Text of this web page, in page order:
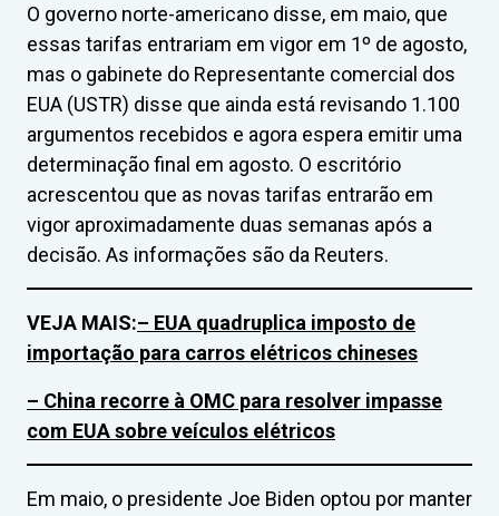
O governo norte-americano disse, em maio, que
essas tarifas entrariam em vigor em 1º de agosto,
mas o gabinete do Representante comercial dos
EUA (USTR) disse que ainda está revisando 1.100
argumentos recebidos e agora espera emitir uma
determinação final em agosto. O escritório
acrescentou que as novas tarifas entrarão em
vigor aproximadamente duas semanas após a
decisão. As informações são da Reuters.
VEJA MAIS:– EUA quadruplica imposto de
importação para carros elétricos chineses
– China recorre à OMC para resolver impasse
com EUA sobre veículos elétricos
Em maio, o presidente Joe Biden optou por manter